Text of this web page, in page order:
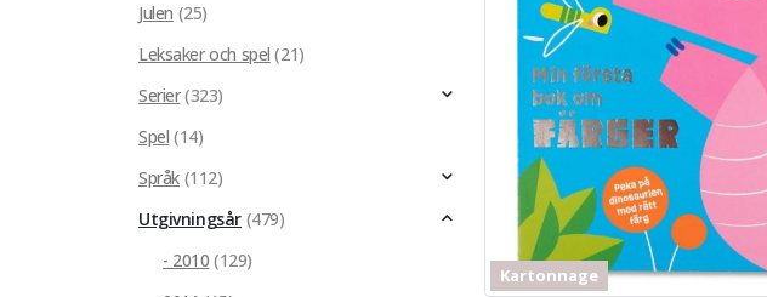
Kartonnage
Julen (25)
Leksaker och spel (21)
Serier(323)
Spel (14)
Språk (112)
Utgivningsår (479)
- 2010 (129)